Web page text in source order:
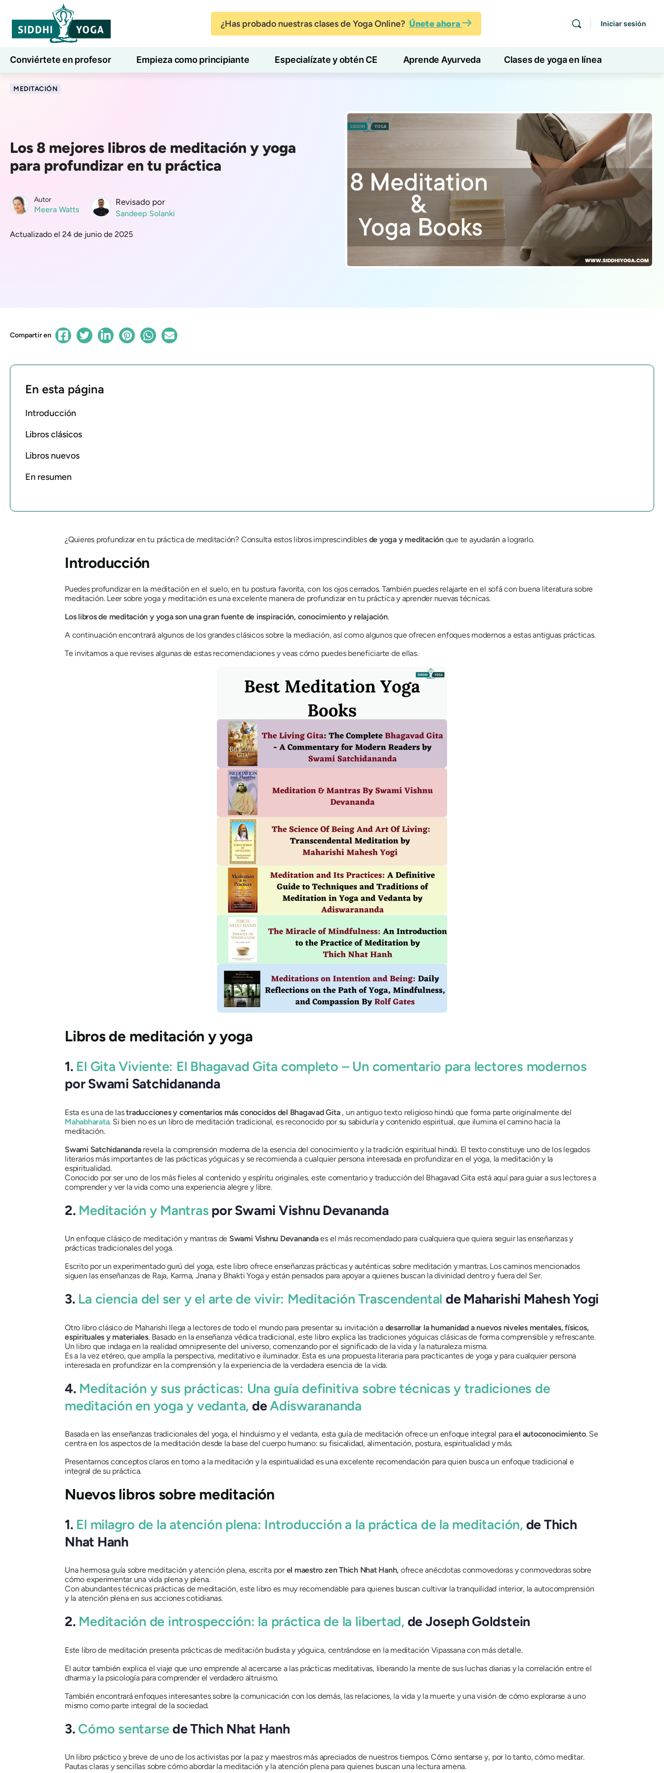
¿Has probado nuestras clases de Yoga Online? Únete ahora Iniciar sesión
Conviértete en profesor Empieza como principiante Especialízate y obtén CE Aprende Ayurveda Clases de yoga en línea
7 días de bienestar
MEDITACIÓN
Los 8 mejores libros de meditación y yoga
para profundizar en tu práctica
Autor
Meera Watts
Revisado por
Sandeep Solanki
Actualizado el 24 de junio de 2025
Compartir en
En esta página
Introducción
Libros clásicos
Libros nuevos
En resumen
¿Quieres profundizar en tu práctica de meditación? Consulta estos libros imprescindibles de yoga y meditaciónque te ayudarán a lograrlo.
Introducción
Puedes profundizar en la meditación en el suelo, en tu postura favorita, con los ojos cerrados. También puedes relajarte en el sofá con buena literatura sobre
meditación. Leer sobre yoga y meditación es una excelente manera de profundizar en tu práctica y aprender nuevas técnicas.
Los libros de meditación y yoga son una gran fuente de inspiración, conocimiento y relajación.
A continuación encontrará algunos de los grandes clásicos sobre la mediación, así como algunos que ofrecen enfoques modernos a estas antiguas prácticas.
Te invitamos a que revises algunas de estas recomendaciones y veas cómo puedes beneficiarte de ellas.
Libros de meditación y yoga
1. El Gita Viviente: El Bhagavad Gita completo – Un comentario para lectores modernos
por Swami Satchidananda
Esta es una de lastraducciones y comentarios más conocidos del Bhagavad Gita, un antiguo texto religioso hindú que forma parte originalmente del
Mahabharata. Si bien no es un libro de meditación tradicional, es reconocido por su sabiduría y contenido espiritual, que ilumina el camino hacia la
meditación.
Swami Satchidanandarevela la comprensión moderna de la esencia del conocimiento y la tradición espiritual hindú. El texto constituye uno de los legados
literarios más importantes de las prácticas yóguicas y se recomienda a cualquier persona interesada en profundizar en el yoga, la meditación y la
espiritualidad.
Conocido por ser uno de los más fieles al contenido y espíritu originales, este comentario y traducción del Bhagavad Gita está aquí para guiar a sus lectores a
comprender y ver la vida como una experiencia alegre y libre.
2. Meditación y Mantras por Swami Vishnu Devananda
Un enfoque clásico de meditación y mantras de Swami Vishnu Devanandaes el más recomendado para cualquiera que quiera seguir las enseñanzas y
prácticas tradicionales del yoga.
Escrito por un experimentado gurú del yoga, este libro ofrece enseñanzas prácticas y auténticas sobre meditación y mantras. Los caminos mencionados
siguen las enseñanzas de Raja, Karma, Jnana y Bhakti Yoga y están pensados ​​para apoyar a quienes buscan la divinidad dentro y fuera del Ser.
3. La ciencia del ser y el arte de vivir: Meditación Trascendental de Maharishi Mahesh Yogi
Otro libro clásico de Maharishi llega a lectores de todo el mundo para presentar su invitación a desarrollar la humanidad a nuevos niveles mentales, físicos,
espirituales y materiales. Basado en la enseñanza védica tradicional, este libro explica las tradiciones yóguicas clásicas de forma comprensible y refrescante.
Un libro que indaga en la realidad omnipresente del universo, comenzando por el significado de la vida y la naturaleza misma.
Es a la vez etéreo, que amplía la perspectiva, meditativo e iluminador. Esta es una propuesta literaria para practicantes de yoga y para cualquier persona
interesada en profundizar en la comprensión y la experiencia de la verdadera esencia de la vida.
4. Meditación y sus prácticas: Una guía definitiva sobre técnicas y tradiciones de
meditación en yoga y vedanta, deAdiswarananda
Basada en las enseñanzas tradicionales del yoga, el hinduismo y el vedanta, esta guía de meditación ofrece un enfoque integral parael autoconocimiento. Se
centra en los aspectos de la meditación desde la base del cuerpo humano: su fisicalidad, alimentación, postura, espiritualidad y más.
Presentarnos conceptos claros en torno a la meditación y la espiritualidad es una excelente recomendación para quien busca un enfoque tradicional e
integral de su práctica.
Nuevos libros sobre meditación
1. El milagro de la atención plena: Introducción a la práctica de la meditación, de Thich
Nhat Hanh
Una hermosa guía sobre meditación y atención plena, escrita porel maestro zen Thich Nhat Hanh, ofrece anécdotas conmovedoras y conmovedoras sobre
cómo experimentar una vida plena y plena.
Con abundantes técnicas prácticas de meditación, este libro es muy recomendable para quienes buscan cultivar la tranquilidad interior, la autocomprensión
y la atención plena en sus acciones cotidianas.
2. Meditación de introspección: la práctica de la libertad, de Joseph Goldstein
Este libro de meditación presenta prácticas de meditación budista y yóguica, centrándose en la meditación Vipassana con más detalle.
El autor también explica el viaje que uno emprende al acercarse a las prácticas meditativas, liberando la mente de sus luchas diarias y la correlación entre el
dharma y la psicología para comprender el verdadero altruismo.
También encontrará enfoques interesantes sobre la comunicación con los demás, las relaciones, la vida y la muerte y una visión de cómo explorarse a uno
mismo como parte integral de la sociedad.
3. Cómo sentarsede Thich Nhat Hanh
Un libro práctico y breve de uno de los activistas por la paz y maestros más apreciados de nuestros tiempos. Cómo sentarse y, por lo tanto, cómo meditar.
Pautas claras y sencillas sobre cómo abordar la meditación y la atención plena para quienes buscan una lectura amena.